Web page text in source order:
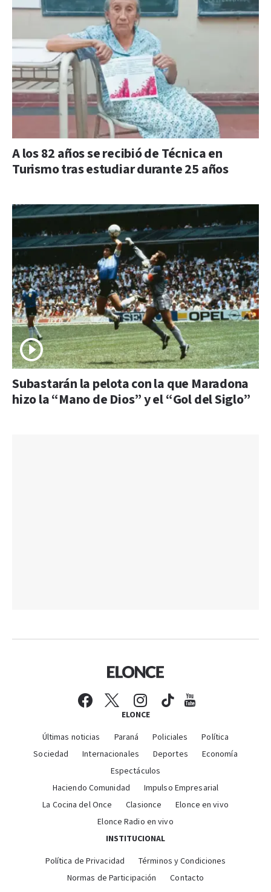
A los 82 años se recibió de Técnica en
Turismo tras estudiar durante 25 años
Subastarán la pelota con la que Maradona
hizo la “Mano de Dios” y el “Gol del Siglo”
ELONCE
Últimas noticias Paraná Policiales
Política
Sociedad
Internacionales Deportes
Economía
Espectáculos
Haciendo Comunidad
Impulso Empresarial
La Cocina del Once
Clasionce
Elonce en vivo
Elonce Radio en vivo
INSTITUCIONAL
Política de Privacidad
Términos y Condiciones
Normas de Participación
Contacto